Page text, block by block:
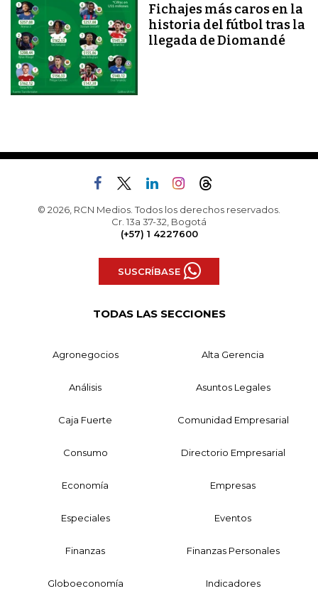
Fichajes más caros en la
historia del fútbol tras la
llegada de Diomandé
© 2026, RCN Medios. Todos los derechos reservados.
Cr. 13a 37-32, Bogotá
(+57) 1 4227600
SUSCRÍBASE
TODAS LAS SECCIONES
Agronegocios Alta Gerencia
Análisis Asuntos Legales
Caja Fuerte Comunidad Empresarial
Consumo Directorio Empresarial
Economía Empresas
Especiales Eventos
Finanzas Finanzas Personales
Globoeconomía Indicadores